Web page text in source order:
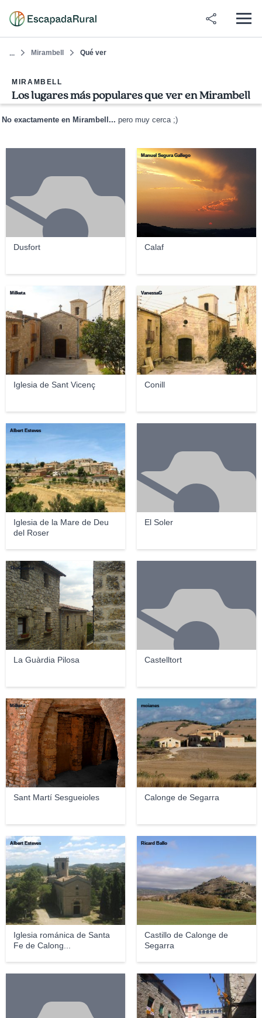
... Mirambell Qué ver
MIRAMBELL
Los lugares más populares que ver en Mirambell
No exactamente en Mirambell... pero muy cerca ;)
Dusfort Calaf
Manuel Segura Gallego
Iglesia de Sant Vicenç
Milketa
Conill
VanessaG
Iglesia de la Mare de Deu
del Roser
Albert Esteves
El Soler
La Guàrdia Pilosa
TheGrande
Castelltort
Sant Martí Sesgueioles
Milketa
Calonge de Segarra
moianes
Iglesia románica de Santa
Fe de Calong...
Albert Esteves
Castillo de Calonge de
Segarra
Ricard Ballo
Jordiferrer